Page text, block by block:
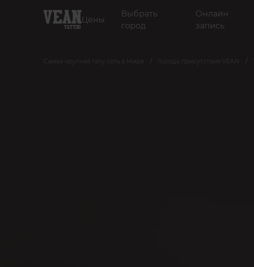
Цены
Выбрать
город
Онлайн
запись
Самая крупная тату сеть в Мире Города присутствия VEAN